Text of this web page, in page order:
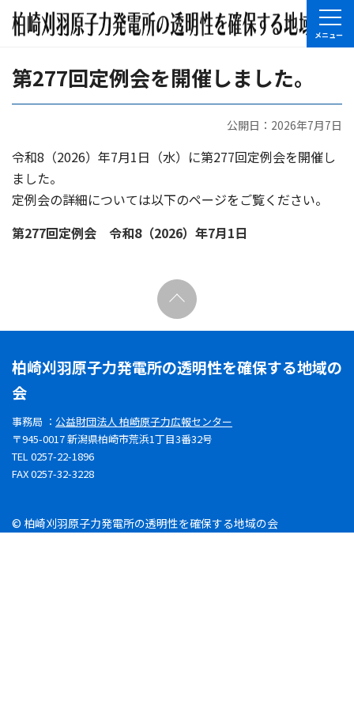
第277回定例会を開催しました。
公開日：2026年7月7日
令和8（2026）年7月1日（水）に第277回定例会を開催し
ました。
定例会の詳細については以下のページをご覧ください。
第277回定例会 令和8（2026）年7月1日
柏崎刈羽原子力発電所の透明性を確保する地域の
会
事務局 ： 公益財団法人 柏崎原子力広報センター
〒945-0017 新潟県柏崎市荒浜1丁目3番32号
TEL 0257-22-1896
FAX 0257-32-3228
© 柏崎刈羽原子力発電所の透明性を確保する地域の会